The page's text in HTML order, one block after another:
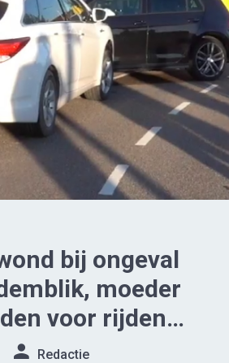
bij ongeval
moeder
voor rijden
Redactie